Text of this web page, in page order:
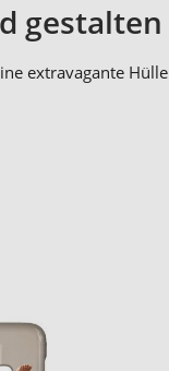
gestalten
extravagante